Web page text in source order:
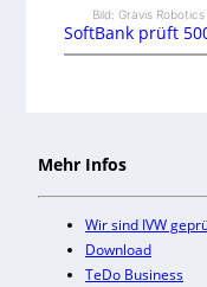
Bild: Gravis Robotics
SoftBank prüft
Mehr Infos
Wir sind IVW
Download
TeDo Business